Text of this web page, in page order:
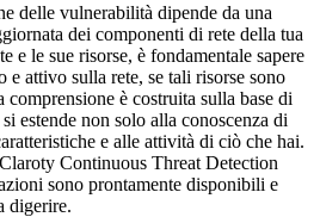
delle vulnerabilità dipende da una
dei componenti di rete della tua
e le sue risorse, è fondamentale sapere
e attivo sulla rete, se tali risorse sono
comprensione è costruita sulla base di
estende non solo alla conoscenza di
e alle attività di ciò che hai.
Continuous Threat Detection
sono prontamente disponibili e
digerire.